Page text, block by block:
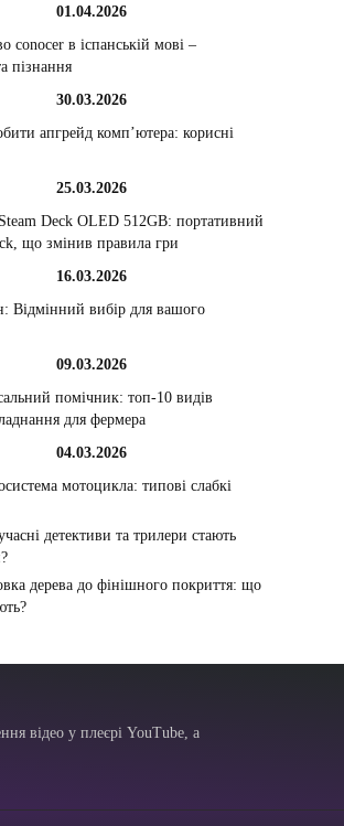
01.04.2026
conocer в іспанській мові –
пізнання
30.03.2026
апгрейд комп’ютера: корисні
25.03.2026
Deck OLED 512GB: портативний
що змінив правила гри
16.03.2026
Відмінний вибір для вашого
09.03.2026
помічник: топ-10 видів
для фермера
04.03.2026
мотоцикла: типові слабкі
детективи та трилери стають
дерева до фінішного покриття: що
відео у плеєрі YouTube, а